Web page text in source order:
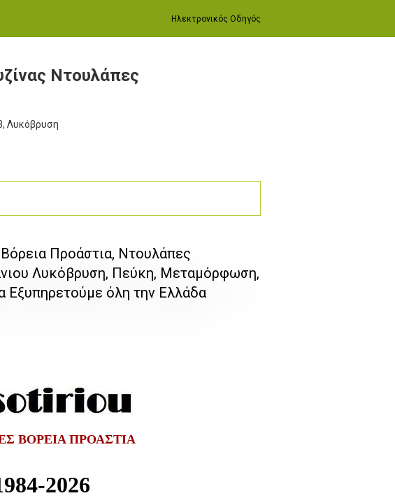
Ηλεκτρονικός Οδηγός
Ντουλάπες
Λυκόβρυση
Προάστια, Ντουλάπες
Λυκόβρυση, Πεύκη, Μεταμόρφωση,
Εξυπηρετούμε όλη την Ελλάδα
ΒΟΡΕΙΑ ΠΡΟΑΣΤΙΑ
2026